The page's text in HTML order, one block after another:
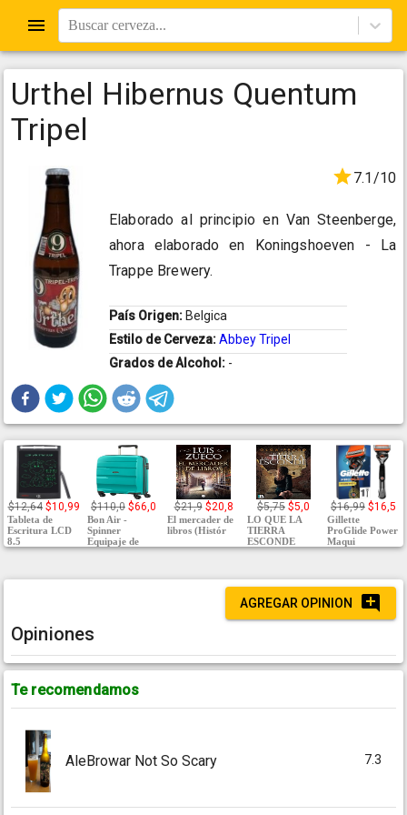
Buscar cerveza...
Urthel Hibernus Quentum
Tripel
7.1/10
Elaborado al principio en Van Steenberge,
ahora elaborado en Koningshoeven - La
Trappe Brewery.
País Origen: Belgica
Estilo de Cerveza:Abbey Tripel
Grados de Alcohol: -
$12,64 $10,99
Tableta de
Escritura LCD
8.5
$110,0 $66,0
Bon Air -
Spinner
Equipaje de
$21,9 $20,8
El mercader de
libros (Histór
$5,75 $5,0
LO QUE LA
TIERRA
ESCONDE
$16,99 $16,5
Gillette
ProGlide Power
Maqui
AGREGAR OPINION
Opiniones
Te recomendamos
AleBrowar Not So Scary 7.3